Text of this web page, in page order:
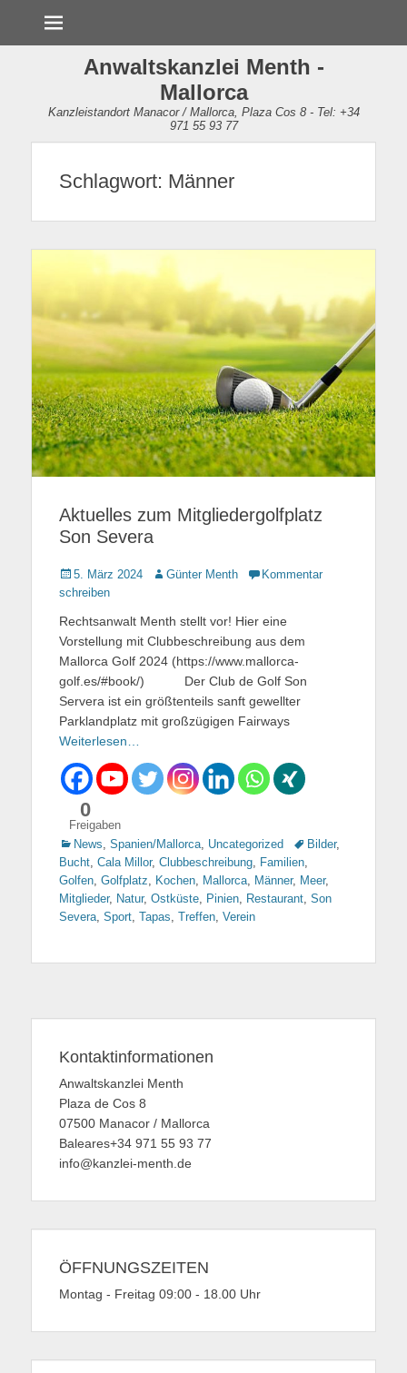
Anwaltskanzlei Menth -
Mallorca
Kanzleistandort Manacor / Mallorca, Plaza Cos 8 - Tel: +34
971 55 93 77
Schlagwort: Männer
Aktuelles zum Mitgliedergolfplatz
Son Severa
Gepostet
am
5. März 2024 AutorGünter Menth
Kommentar
schreiben
Rechtsanwalt Menth stellt vor! Hier eine
Vorstellung mit Clubbeschreibung aus dem
Mallorca Golf 2024 (https://www.mallorca-
golf.es/#book/) Der Club de Golf Son
Servera ist ein größtenteils sanft gewellter
Parklandplatz mit großzügigen Fairways
Weiterlesen…
0
Freigaben
Kategorien
News, Spanien/Mallorca, Uncategorized TagsBilder,
Bucht, Cala Millor, Clubbeschreibung, Familien,
Golfen, Golfplatz, Kochen, Mallorca, Männer, Meer,
Mitglieder, Natur, Ostküste, Pinien, Restaurant, Son
Severa, Sport, Tapas, Treffen, Verein
Kontaktinformationen
Anwaltskanzlei Menth
Plaza de Cos 8
07500 Manacor / Mallorca
Baleares+34 971 55 93 77
info@kanzlei-menth.de
ÖFFNUNGSZEITEN
Montag - Freitag 09:00 - 18.00 Uhr